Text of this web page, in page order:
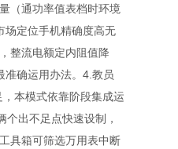
（通功率值表档时环境
场定位手机精确度高无
整流电额定内阻值降
准确运用办法。4.教员
本模式依靠阶段集成运
出不足点快速设制，
具箱可筛选万用表中断